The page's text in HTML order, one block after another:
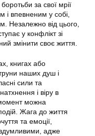
за свої мрії
і впевненим у собі,
Незалежно від цього,
у конфлікт зі
змінити своє життя.
книгах або
наших душ і
сили та
і віру в
можна
Жага до життя
та емоції,
адже